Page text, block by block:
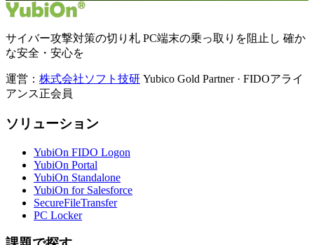
サイバー攻撃対策の切り札 PC端末の乗っ取りを阻止し 確か
な安全・安心を
運営： 株式会社ソフト技研 Yubico Gold Partner · FIDOアライ
アンス正会員
ソリューション
YubiOn FIDO Logon
YubiOn Portal
YubiOn Standalone
YubiOn for Salesforce
SecureFileTransfer
PC Locker